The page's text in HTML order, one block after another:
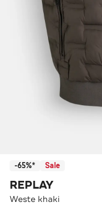
-65%* Sale
REPLAY
Weste khaki